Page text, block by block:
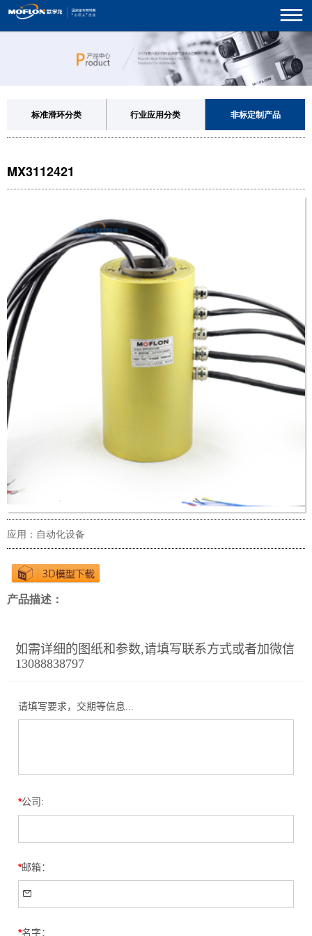
标准滑环分类 行业应用分类 非标定制产品
MX3112421
应用：自动化设备
产品描述：